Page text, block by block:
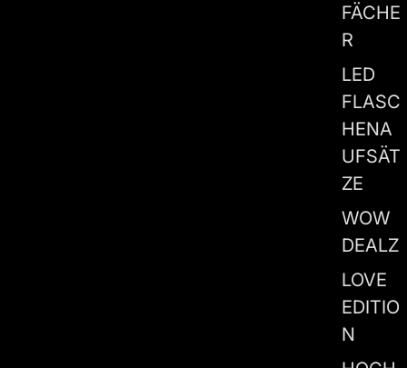
FÄCHE
R
LED
FLASC
HENA
UFSÄT
ZE
WOW
DEALZ
LOVE
EDITIO
N